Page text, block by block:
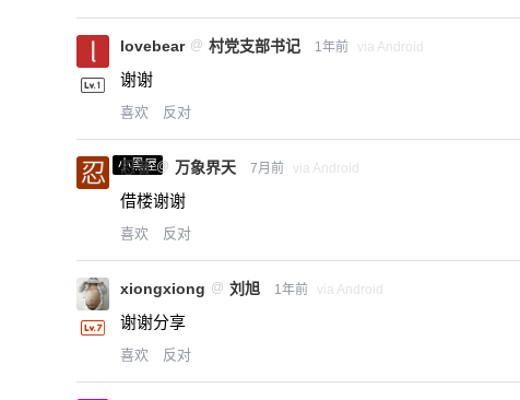
lovebear @ 村党支部书记 1年前 via Android
谢谢
喜欢 反对
小黑屋
忍者 @ 万象界天 7月前 via Android
借楼谢谢
喜欢 反对
xiongxiong @ 刘旭 1年前 via Android
谢谢分享
喜欢 反对